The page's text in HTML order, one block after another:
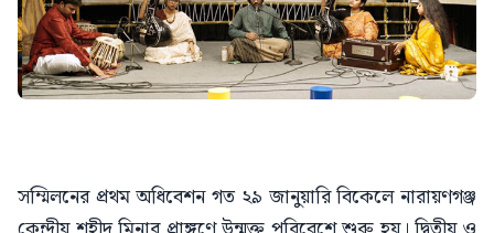
সম্মিলনের প্রথম অধিবেশন গত ২৯ জানুয়ারি বিকেলে নারায়ণগঞ্জ